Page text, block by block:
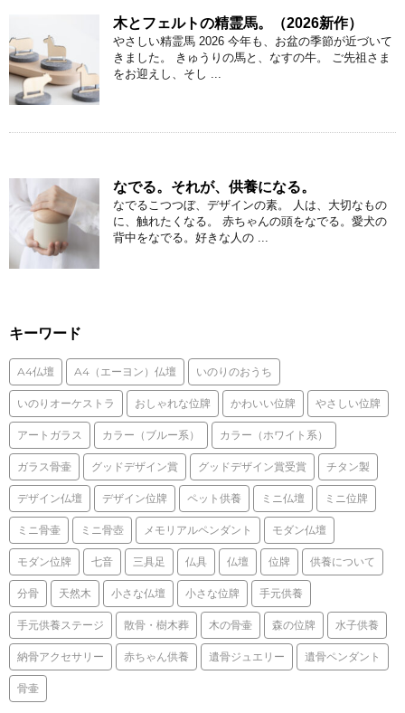
木とフェルトの精霊馬。（2026新作）
やさしい精霊馬 2026 今年も、お盆の季節が近づいて
きました。 きゅうりの馬と、なすの牛。 ご先祖さま
をお迎えし、そし ...
なでる。それが、供養になる。
なでるこつつぼ、デザインの素。 人は、大切なもの
に、触れたくなる。 赤ちゃんの頭をなでる。愛犬の
背中をなでる。好きな人の ...
キーワード
A4仏壇 A4（エーヨン）仏壇 いのりのおうち
いのりオーケストラ おしゃれな位牌 かわいい位牌 やさしい位牌
アートガラス カラー（ブルー系） カラー（ホワイト系）
ガラス骨壷 グッドデザイン賞 グッドデザイン賞受賞 チタン製
デザイン仏壇 デザイン位牌 ペット供養 ミニ仏壇 ミニ位牌
ミニ骨壷 ミニ骨壺 メモリアルペンダント モダン仏壇
モダン位牌 七音 三具足 仏具 仏壇 位牌 供養について
分骨 天然木 小さな仏壇 小さな位牌 手元供養
手元供養ステージ 散骨・樹木葬 木の骨壷 森の位牌 水子供養
納骨アクセサリー 赤ちゃん供養 遺骨ジュエリー 遺骨ペンダント
骨壷